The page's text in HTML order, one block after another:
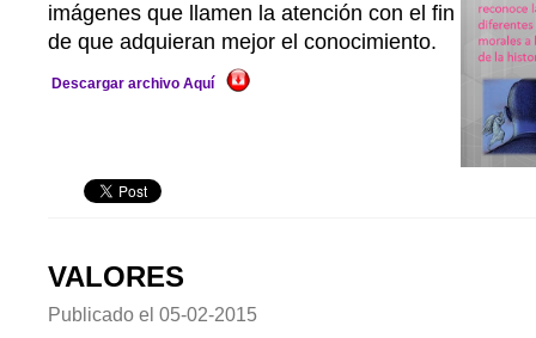
imágenes que llamen la atención con el fin
de que adquieran mejor el conocimiento.
Descargar archivo Aquí
VALORES
Publicado el 05-02-2015